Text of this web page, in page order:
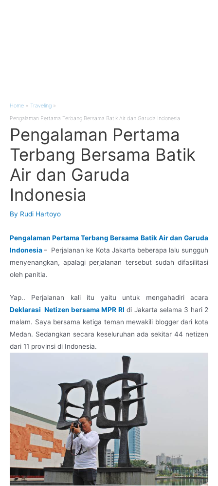
Home
Traveling
Pengalaman Pertama Terbang Bersama Batik Air dan Garuda Indonesia
Pengalaman Pertama
Terbang Bersama Batik
Air dan Garuda
Indonesia
By Rudi Hartoyo
Pengalaman Pertama Terbang Bersama Batik Air dan Garuda
Indonesia– Perjalanan ke Kota Jakarta beberapa lalu sungguh
menyenangkan, apalagi perjalanan tersebut sudah difasilitasi
oleh panitia.
Yap.. Perjalanan kali itu yaitu untuk mengahadiri acara
Deklarasi Netizen bersama MPR RI di Jakarta selama 3 hari 2
malam. Saya bersama ketiga teman mewakili blogger dari kota
Medan. Sedangkan secara keseluruhan ada sekitar 44 netizen
dari 11 provinsi di Indonesia.